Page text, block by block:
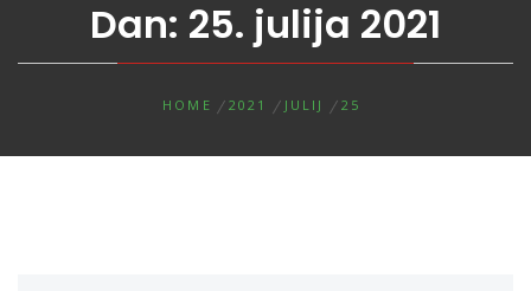
Dan: 25. julija 2021
HOME 2021 JULIJ 25